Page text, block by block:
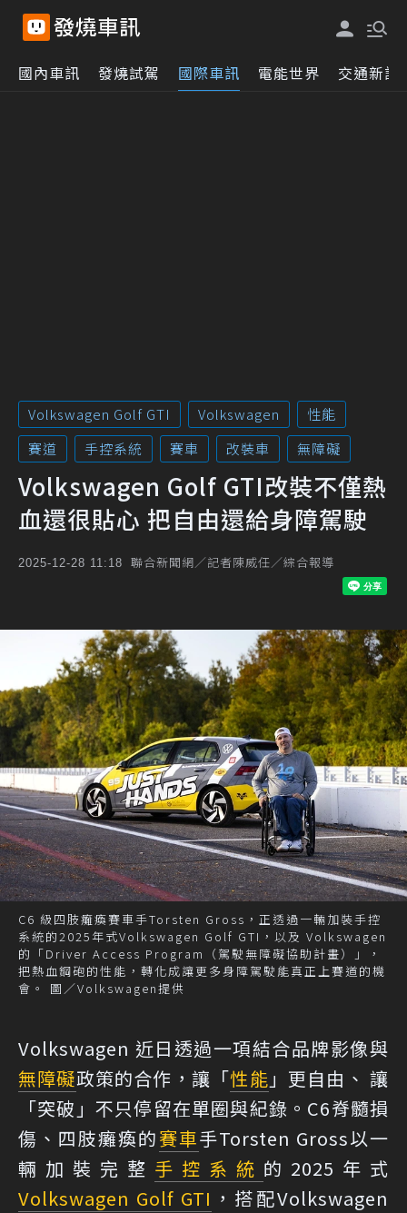
國內車訊 發燒試駕 國際車訊 電能世界 交通新訊
Volkswagen Golf GTI Volkswagen
性能
賽道
手控系統 賽車 改裝車 無障礙
Volkswagen Golf GTI改裝不僅熱
血還很貼心 把自由還給身障駕駛
2025-12-28 11:18 聯合新聞網／記者陳威任／綜合報導
C6 級四肢癱瘓賽車手Torsten Gross，正透過一輛加裝手控
系統的2025年式Volkswagen Golf GTI，以及 Volkswagen
的「Driver Access Program（駕駛無障礙協助計畫）」，
把熱血鋼砲的性能，轉化成讓更多身障駕駛能真正上賽道的機
會。 圖／Volkswagen提供
Volkswagen 近日透過一項結合品牌影像與
無障礙政策的合作，讓「性能 」更自由、 讓
「突破」不只停留在單圈與紀錄。C6脊髓損
傷、四肢癱瘓的賽車手Torsten Gross以一
輛加裝完整 手控系統 的2025年式
Volkswagen Golf GTI ，搭配Volkswagen